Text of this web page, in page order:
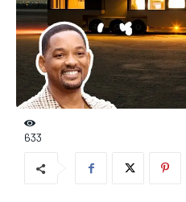
633